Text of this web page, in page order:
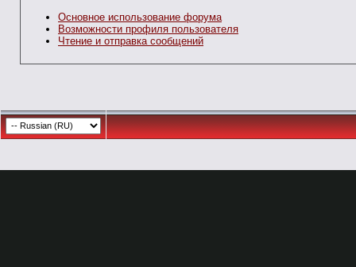
Основное использование форума
Возможности профиля пользователя
Чтение и отправка сообщений